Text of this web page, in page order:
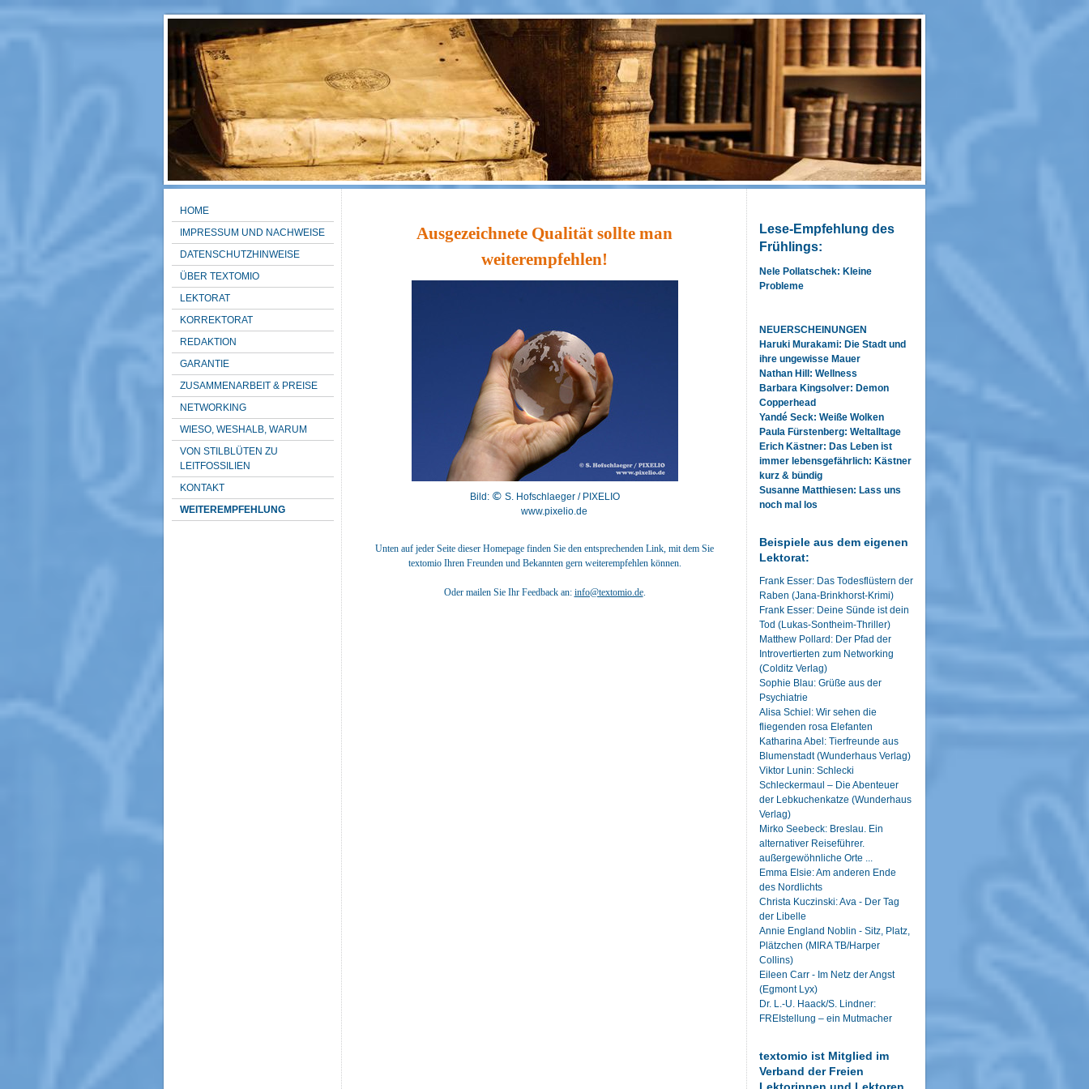
HOME
IMPRESSUM UND NACHWEISE
DATENSCHUTZHINWEISE
ÜBER TEXTOMIO
LEKTORAT
KORREKTORAT
REDAKTION
GARANTIE
ZUSAMMENARBEIT & PREISE
NETWORKING
WIESO, WESHALB, WARUM
VON STILBLÜTEN ZU
LEITFOSSILIEN
KONTAKT
WEITEREMPFEHLUNG
Ausgezeichnete Qualität sollte man
weiterempfehlen!
Bild: © S. Hofschlaeger / PIXELIO
www.pixelio.de
Unten auf jeder Seite dieser Homepage finden Sie den entsprechenden Link, mit dem Sie
textomio Ihren Freunden und Bekannten gern weiterempfehlen können.
Oder mailen Sie Ihr Feedback an: info@textomio.de.
Lese-Empfehlung des
Frühlings:
Nele Pollatschek: Kleine
Probleme
NEUERSCHEINUNGEN
Haruki Murakami: Die Stadt und
ihre ungewisse Mauer
Nathan Hill: Wellness
Barbara Kingsolver: Demon
Copperhead
Yandé Seck: Weiße Wolken
Paula Fürstenberg: Weltalltage
Erich Kästner: Das Leben ist
immer lebensgefährlich: Kästner
kurz & bündig
Susanne Matthiesen: Lass uns
noch mal los
Beispiele aus dem eigenen
Lektorat:
Frank Esser: Das Todesflüstern der
Raben (Jana-Brinkhorst-Krimi)
Frank Esser: Deine Sünde ist dein
Tod (Lukas-Sontheim-Thriller)
Matthew Pollard: Der Pfad der
Introvertierten zum Networking
(Colditz Verlag)
Sophie Blau: Grüße aus der
Psychiatrie
Alisa Schiel: Wir sehen die
fliegenden rosa Elefanten
Katharina Abel: Tierfreunde aus
Blumenstadt (Wunderhaus Verlag)
Viktor Lunin: Schlecki
Schleckermaul – Die Abenteuer
der Lebkuchenkatze (Wunderhaus
Verlag)
Mirko Seebeck: Breslau. Ein
alternativer Reiseführer.
außergewöhnliche Orte ...
Emma Elsie: Am anderen Ende
des Nordlichts
Christa Kuczinski: Ava - Der Tag
der Libelle
Annie England Noblin - Sitz, Platz,
Plätzchen (MIRA TB/Harper
Collins)
Eileen Carr - Im Netz der Angst
(Egmont Lyx)
Dr. L.-U. Haack/S. Lindner:
FREIstellung – ein Mutmacher
textomio ist Mitglied im
Verband der Freien